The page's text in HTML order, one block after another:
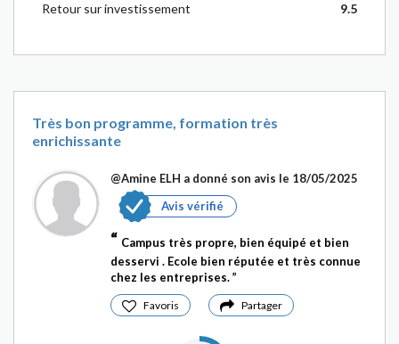
Retour sur investissement
9.5
Très bon programme, formation très
enrichissante
@Amine ELH a donné son avis le 18/05/2025
Avis vérifié
Campus très propre, bien équipé et bien
desservi . Ecole bien réputée et très connue
chez les entreprises.
Favoris Partager